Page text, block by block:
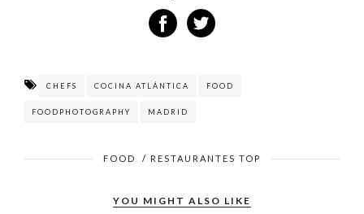
CHEFS COCINA ATLÁNTICA FOOD
FOODPHOTOGRAPHY MADRID
FOOD / RESTAURANTES TOP
YOU MIGHT ALSO LIKE